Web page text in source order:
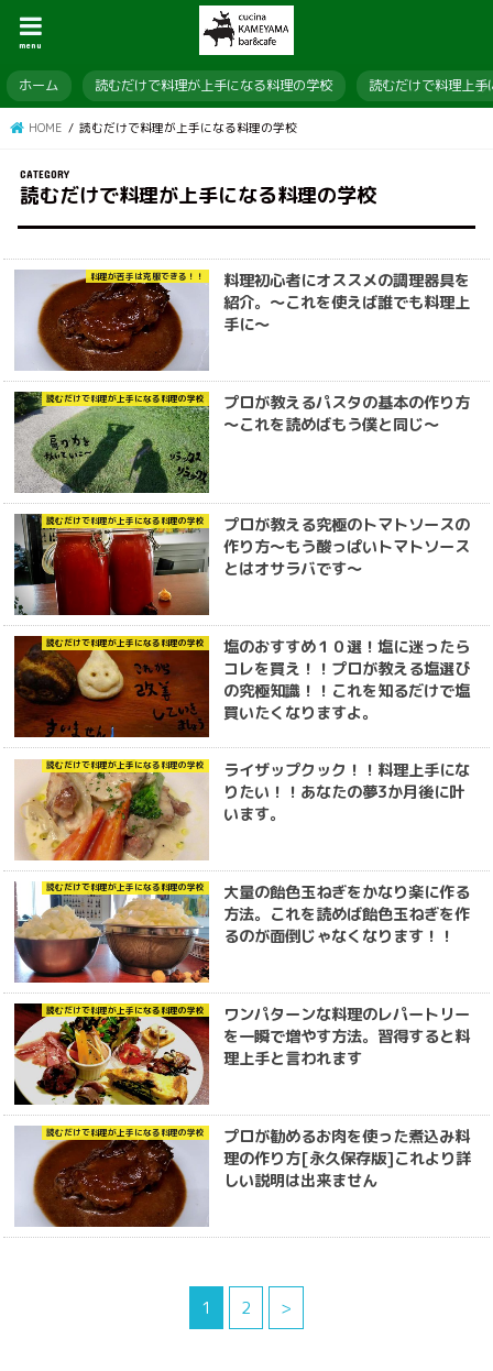
menu
ホーム 読むだけで料理が上手になる料理の学校 読むだけで料理上
HOME 読むだけで料理が上手になる料理の学校
読むだけで料理が上手になる料理の学校
料理が苦手は克服できる！！
料理初心者にオススメの調理器具を
紹介。～これを使えば誰でも料理上
手に～
読むだけで料理が上手になる料理の学校
プロが教えるパスタの基本の作り方
～これを読めばもう僕と同じ～
読むだけで料理が上手になる料理の学校
プロが教える究極のトマトソースの
作り方～もう酸っぱいトマトソース
とはオサラバです～
読むだけで料理が上手になる料理の学校
塩のおすすめ１０選！塩に迷ったら
コレを買え！！プロが教える塩選び
の究極知識！！これを知るだけで塩
買いたくなりますよ。
読むだけで料理が上手になる料理の学校
ライザップクック！！料理上手にな
りたい！！あなたの夢3か月後に叶
います。
読むだけで料理が上手になる料理の学校
大量の飴色玉ねぎをかなり楽に作る
方法。これを読めば飴色玉ねぎを作
るのが面倒じゃなくなります！！
読むだけで料理が上手になる料理の学校
ワンパターンな料理のレパートリー
を一瞬で増やす方法。習得すると料
理上手と言われます
読むだけで料理が上手になる料理の学校
プロが勧めるお肉を使った煮込み料
理の作り方[永久保存版]これより詳
しい説明は出来ません
1 2 >